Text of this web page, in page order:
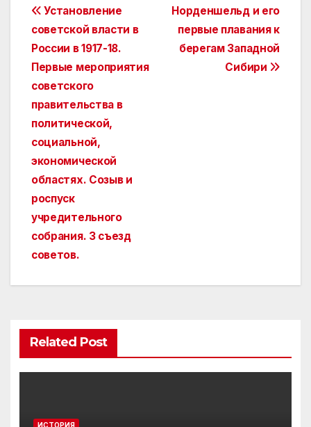
Post
navigation
Норденшельд и его
первые плавания к
берегам Западной
Сибири
Установление
советской власти в
России в 1917-18.
Первые мероприятия
советского
правительства в
политической,
социальной,
экономической
областях. Созыв и
роспуск
учредительного
собрания. 3 съезд
советов.
Related Post
ИСТОРИЯ